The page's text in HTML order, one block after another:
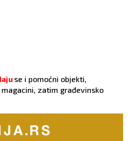
se i pomoćni objekti,
zatim građevinsko